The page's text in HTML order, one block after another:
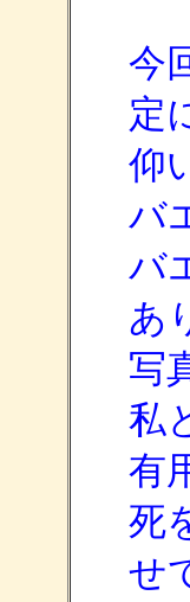
今
定
仰
バ
バ
あ
写
私
有
死
せ